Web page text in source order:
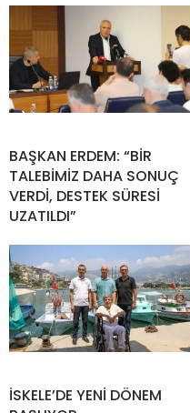
BAŞKAN ERDEM: “BİR
TALEBİMİZ DAHA SONUÇ
VERDİ, DESTEK SÜRESİ
UZATILDI”
İSKELE’DE YENİ DÖNEM